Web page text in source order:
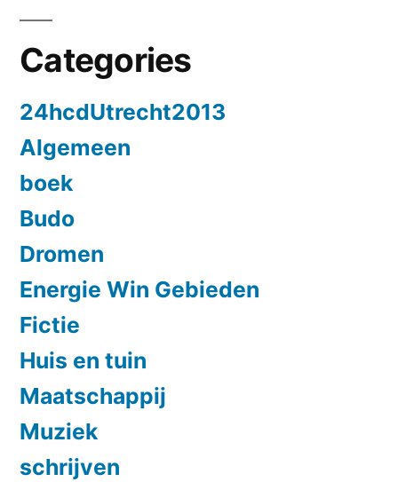
Categories
24hcdUtrecht2013
Algemeen
boek
Budo
Dromen
Energie Win Gebieden
Fictie
Huis en tuin
Maatschappij
Muziek
schrijven